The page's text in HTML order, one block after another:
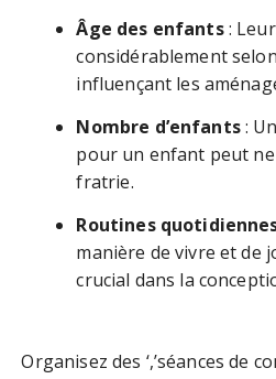
Âge des enfants:
considérablement
influençant les
Nombre d’enfants:
pour un enfant peut
fratrie.
Routines
manière de vivre et de
crucial dans la
Organisez des ‘,’séances de